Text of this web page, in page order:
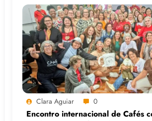
Clara Aguiar 0
Encontro internacional de Cafés